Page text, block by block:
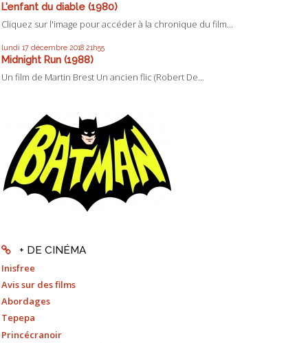
L'enfant du diable (1980)
Cliquez sur l'image pour accéder à la chronique du film...
lundi 17 décembre 2018 21h55
Midnight Run (1988)
Un film de Martin Brest Un ancien flic (Robert De...
+ DE CINÉMA
Inisfree
Avis sur des films
Abordages
Tepepa
Princécranoir